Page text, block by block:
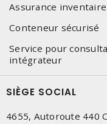
Assurance inventaire
Conteneur sécurisé
Service pour
intégrateur
SIÈGE SOCIAL
4655, Autoroute 440